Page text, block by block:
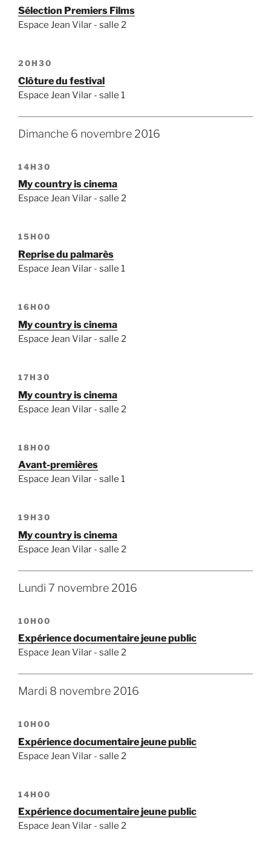
Sélection Premiers Films
Espace Jean Vilar - salle 2
20H30
Clôture du festival
Espace Jean Vilar - salle 1
Dimanche 6 novembre 2016
14H30
My country is cinema
Espace Jean Vilar - salle 2
15H00
Reprise du palmarès
Espace Jean Vilar - salle 1
16H00
My country is cinema
Espace Jean Vilar - salle 2
17H30
My country is cinema
Espace Jean Vilar - salle 2
18H00
Avant-premières
Espace Jean Vilar - salle 1
19H30
My country is cinema
Espace Jean Vilar - salle 2
Lundi 7 novembre 2016
10H00
Expérience documentaire jeune public
Espace Jean Vilar - salle 2
Mardi 8 novembre 2016
10H00
Expérience documentaire jeune public
Espace Jean Vilar - salle 2
14H00
Expérience documentaire jeune public
Espace Jean Vilar - salle 2